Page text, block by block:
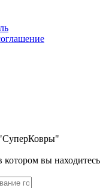
вы находитесь